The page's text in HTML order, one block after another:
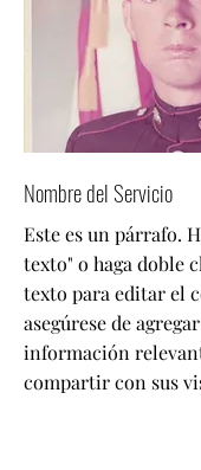
Nombre del Servicio
Este es un párrafo.
texto" o haga doble
texto para editar el
asegúrese de
información
compartir con sus